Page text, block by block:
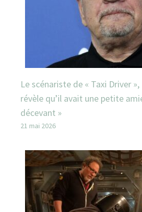
Le scénariste de « Taxi Driver
révèle qu’il avait une petite
décevant »
21 mai 2026